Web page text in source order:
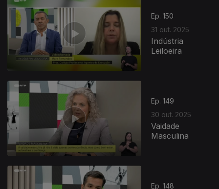
Ep. 150
31 out. 2025
Indústria
Leiloeira
Ep. 149
30 out. 2025
Vaidade
Masculina
Ep. 148